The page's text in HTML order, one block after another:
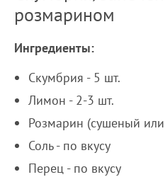
розмарином
Ингредиенты:
Скумбрия - 5 шт.
Лимон - 2-3 шт.
Розмарин (сушеный
Соль - по вкусу
Перец - по вкусу